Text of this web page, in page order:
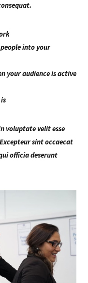
into your
your audience is active
voluptate velit esse
sint occaecat
officia deserunt